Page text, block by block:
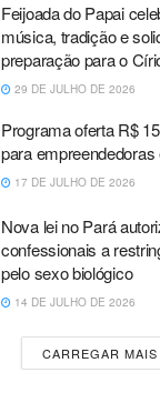
Feijoada do Papai
música, tradição e
preparação para o
29 DE JULHO DE 2026
Programa oferta R$
para
17 DE JULHO DE 2026
Nova lei no Pará
confessionais a
pelo sexo biológico
14 DE JULHO DE 2026
CARREGAR MAIS